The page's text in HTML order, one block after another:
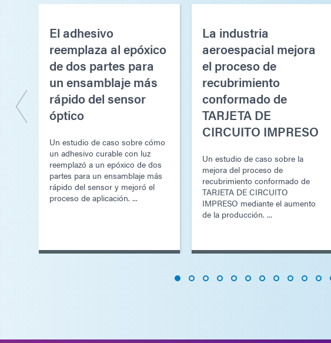
El adhesivo
reemplaza al epóxico
de dos partes para
un ensamblaje más
rápido del sensor
óptico
Un estudio de caso sobre cómo
un adhesivo curable con luz
reemplazó a un epóxico de dos
partes para un ensamblaje más
rápido del sensor y mejoró el
proceso de aplicación. ...
La industria
aeroespacial mejora
el proceso de
recubrimiento
conformado de
TARJETA DE
CIRCUITO IMPRESO
Un estudio de caso sobre la
mejora del proceso de
recubrimiento conformado de
TARJETA DE CIRCUITO
IMPRESO mediante el aumento
de la producción. ...